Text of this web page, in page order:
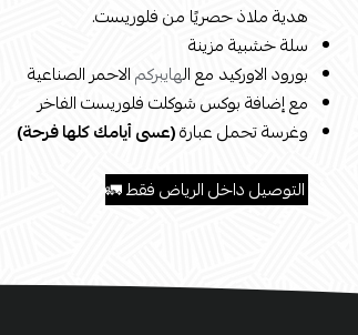
هدية ملاذ حصريًا من فلوريست.
سلة خشبية مزينة
بورود الاوركيد مع الهايبركمالاحمر الصناعية
مع إضافة بوكس شوكلت فلوريست الفاخر
وغرسة تحمل عبارة(عسى أيامك كلها فرحة)
التوصيل داخل الرياض فقط 🚛